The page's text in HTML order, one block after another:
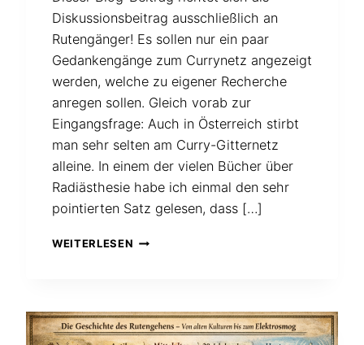
Diskussionsbeitrag ausschließlich an
Rutengänger! Es sollen nur ein paar
Gedankengänge zum Currynetz angezeigt
werden, welche zu eigener Recherche
anregen sollen. Gleich vorab zur
Eingangsfrage: Auch in Österreich stirbt
man sehr selten am Curry-Gitternetz
alleine. In einem der vielen Bücher über
Radiästhesie habe ich einmal den sehr
pointierten Satz gelesen, dass […]
WEITERLESEN GIBT
„NEUTRALE“
KREUZUNGEN?